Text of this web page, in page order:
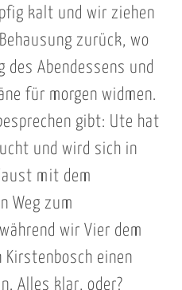
kalt und wir ziehen
zurück, wo
Abendessens und
für morgen widmen.
gibt: Ute hat
und wird sich in
mit dem
Weg zum
wir Vier dem
Kirstenbosch einen
Alles klar, oder?